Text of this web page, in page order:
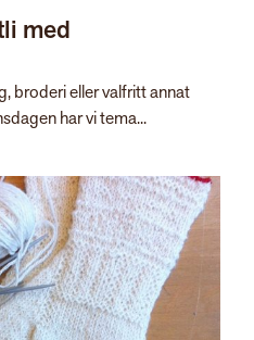
med
broderi eller valfritt annat
har vi tema...